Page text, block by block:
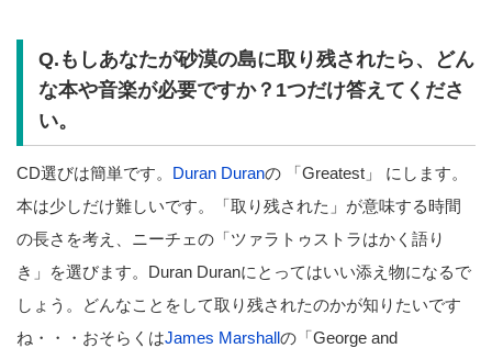
Q.もしあなたが砂漠の島に取り残されたら、どん
な本や音楽が必要ですか？1つだけ答えてくださ
い。
CD選びは簡単です。 Duran Duranの 「Greatest」 にします。
本は少しだけ難しいです。「取り残された」が意味する時間
の長さを考え、ニーチェの「ツァラトゥストラはかく語り
き」を選びます。Duran Duranにとってはいい添え物になるで
しょう。どんなことをして取り残されたのかが知りたいです
ね・・・おそらくはJames Marshallの「George and